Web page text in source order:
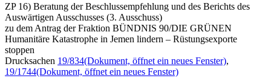
ZP 16) Beratung der Beschlussempfehlung und des Berichts des
Auswärtigen Ausschusses (3. Ausschuss)
zu dem Antrag der Fraktion BÜNDNIS 90/DIE GRÜNEN
Humanitäre Katastrophe in Jemen lindern – Rüstungsexporte
stoppen
Drucksachen 19/834(Dokument, öffnet ein neues Fenster),
19/1744(Dokument, öffnet ein neues Fenster)